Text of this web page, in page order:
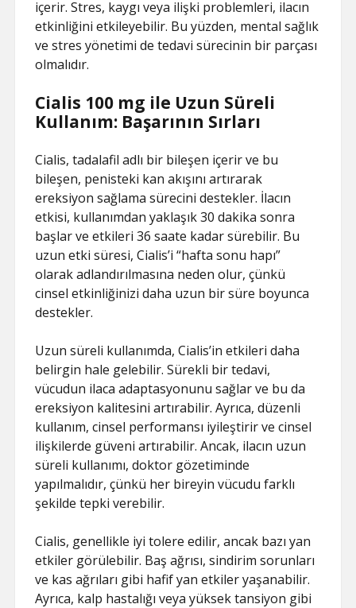
içerir. Stres, kaygı veya ilişki problemleri, ilacın
etkinliğini etkileyebilir. Bu yüzden, mental sağlık
ve stres yönetimi de tedavi sürecinin bir parçası
olmalıdır.
Cialis 100 mg ile Uzun Süreli
Kullanım: Başarının Sırları
Cialis, tadalafil adlı bir bileşen içerir ve bu
bileşen, penisteki kan akışını artırarak
ereksiyon sağlama sürecini destekler. İlacın
etkisi, kullanımdan yaklaşık 30 dakika sonra
başlar ve etkileri 36 saate kadar sürebilir. Bu
uzun etki süresi, Cialis’i “hafta sonu hapı”
olarak adlandırılmasına neden olur, çünkü
cinsel etkinliğinizi daha uzun bir süre boyunca
destekler.
Uzun süreli kullanımda, Cialis’in etkileri daha
belirgin hale gelebilir. Sürekli bir tedavi,
vücudun ilaca adaptasyonunu sağlar ve bu da
ereksiyon kalitesini artırabilir. Ayrıca, düzenli
kullanım, cinsel performansı iyileştirir ve cinsel
ilişkilerde güveni artırabilir. Ancak, ilacın uzun
süreli kullanımı, doktor gözetiminde
yapılmalıdır, çünkü her bireyin vücudu farklı
şekilde tepki verebilir.
Cialis, genellikle iyi tolere edilir, ancak bazı yan
etkiler görülebilir. Baş ağrısı, sindirim sorunları
ve kas ağrıları gibi hafif yan etkiler yaşanabilir.
Ayrıca, kalp hastalığı veya yüksek tansiyon gibi